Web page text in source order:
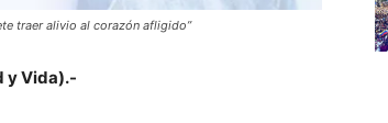
traer alivio al corazón afligido”
y Vida).-